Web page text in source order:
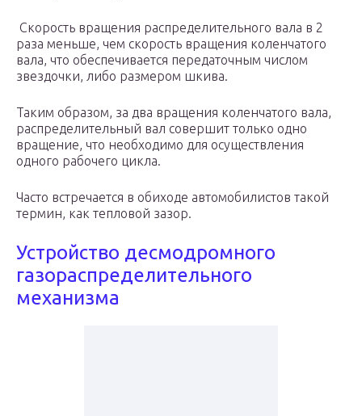
Скорость вращения распределительного вала в 2
раза меньше, чем скорость вращения коленчатого
вала, что обеспечивается передаточным числом
звездочки, либо размером шкива.
Таким образом, за два вращения коленчатого вала,
распределительный вал совершит только одно
вращение, что необходимо для осуществления
одного рабочего цикла.
Часто встречается в обиходе автомобилистов такой
термин, как тепловой зазор.
Устройство десмодромного
газораспределительного
механизма